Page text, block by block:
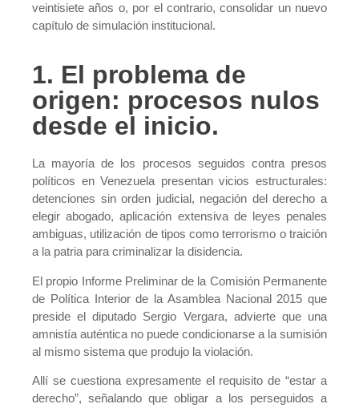
veintisiete años o, por el contrario, consolidar un nuevo
capítulo de simulación institucional.
1. El problema de
origen: procesos nulos
desde el inicio.
La mayoría de los procesos seguidos contra presos
políticos en Venezuela presentan vicios estructurales:
detenciones sin orden judicial, negación del derecho a
elegir abogado, aplicación extensiva de leyes penales
ambiguas, utilización de tipos como terrorismo o traición
a la patria para criminalizar la disidencia.
El propio Informe Preliminar de la Comisión Permanente
de Política Interior de la Asamblea Nacional 2015 que
preside el diputado Sergio Vergara, advierte que una
amnistía auténtica no puede condicionarse a la sumisión
al mismo sistema que produjo la violación.
Allí se cuestiona expresamente el requisito de “estar a
derecho”, señalando que obligar a los perseguidos a